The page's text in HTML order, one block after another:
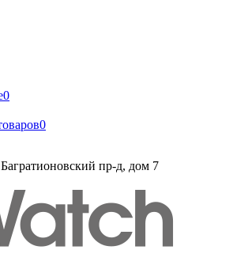
0
0
пр-д, дом 7